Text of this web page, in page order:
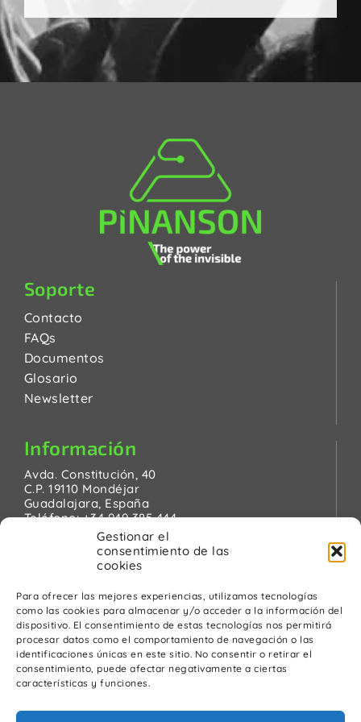
Gestionar el
consentimiento de las
cookies
Para ofrecer las mejores experiencias, utilizamos tecnologías
como las cookies para almacenar y/o acceder a la información del
dispositivo. El consentimiento de estas tecnologías nos permitirá
procesar datos como el comportamiento de navegación o las
identificaciones únicas en este sitio. No consentir o retirar el
consentimiento, puede afectar negativamente a ciertas
características y funciones.
Soporte
Contacto
FAQs
Documentos
Glosario
Newsletter
Información
Avda. Constitución, 40
C.P. 19110 Mondéjar
Guadalajara, España
Teléfono:+34 949 385 444
pinanson@pinanson.eu
Legal
Política de Privacidad
Advertencia Legal
Política de cookies
Política de calidad y medio ambiente